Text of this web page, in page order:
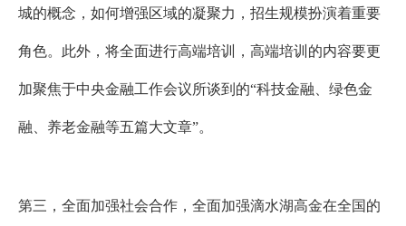
城的概念，如何增强区域的凝聚力，招生规模扮演着重要
角色。此外，将全面进行高端培训，高端培训的内容要更
加聚焦于中央金融工作会议所谈到的“科技金融、绿色金
融、养老金融等五篇大文章”。
第三，全面加强社会合作，全面加强滴水湖高金在全国的